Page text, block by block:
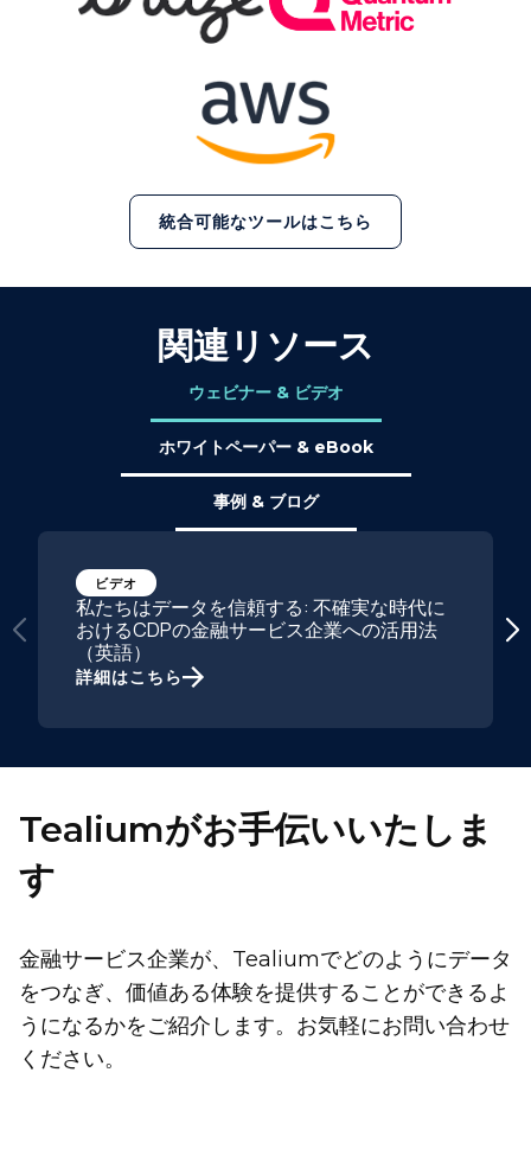
統合可能なツールはこちら
関連リソース
ウェビナー & ビデオ
ホワイトペーパー & eBook
事例 & ブログ
ビデオ
私たちはデータを信頼する: 不確実な時代に
おけるCDPの金融サービス企業への活用法
（英語）
詳細はこちら
Tealiumがお手伝いいたしま
す
金融サービス企業が、Tealiumでどのようにデータ
をつなぎ、価値ある体験を提供することができるよ
うになるかをご紹介します。お気軽にお問い合わせ
ください。